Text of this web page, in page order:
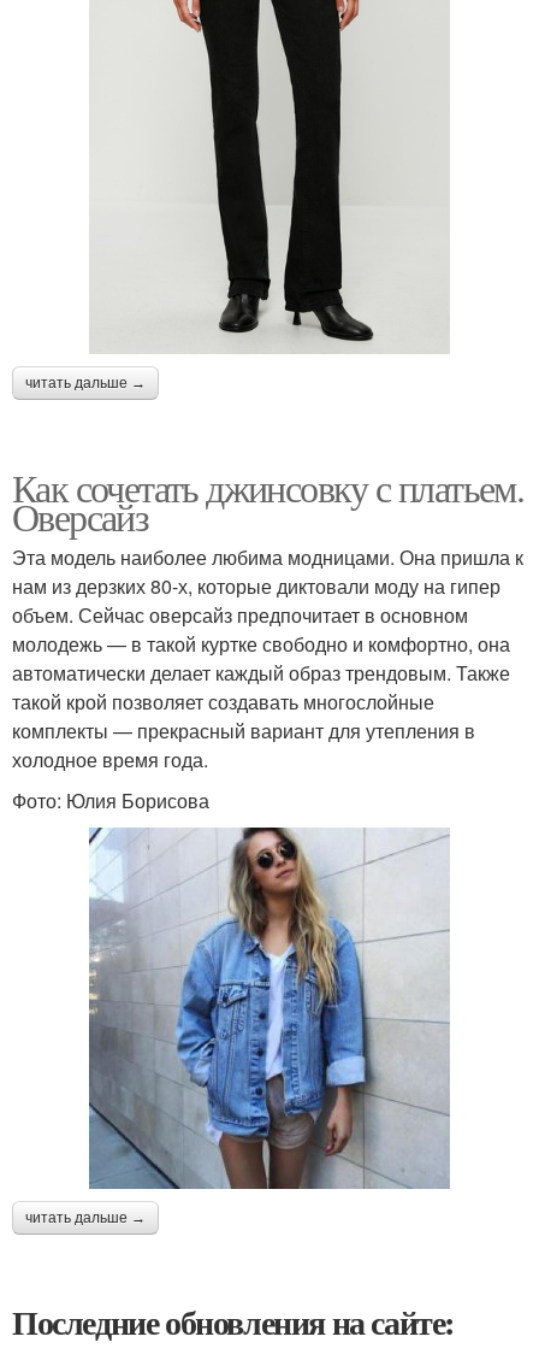
читать дальше →
Как сочетать джинсовку с платьем.
Оверсайз
Эта модель наиболее любима модницами. Она пришла к
нам из дерзких 80-х, которые диктовали моду на гипер
объем. Сейчас оверсайз предпочитает в основном
молодежь — в такой куртке свободно и комфортно, она
автоматически делает каждый образ трендовым. Также
такой крой позволяет создавать многослойные
комплекты — прекрасный вариант для утепления в
холодное время года.
Фото: Юлия Борисова
читать дальше →
Последние обновления на сайте: